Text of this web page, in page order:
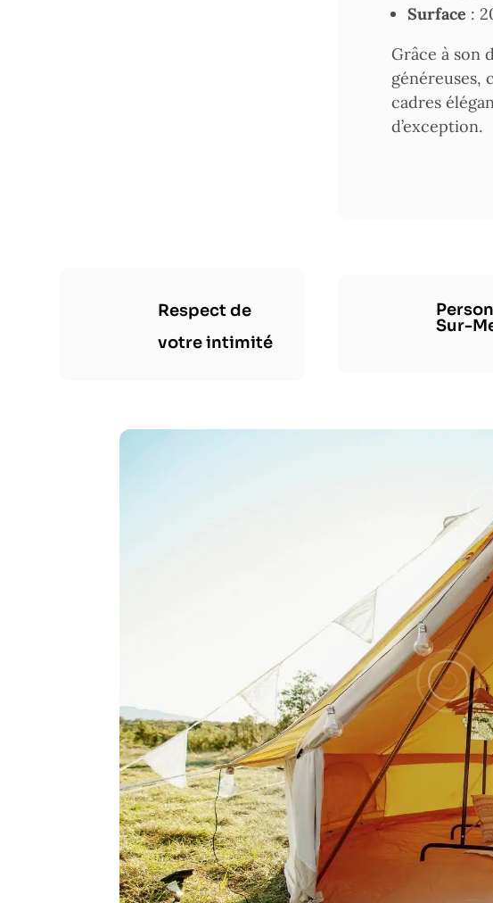
Surface :
Grâce à son
généreuses,
cadres
d’exception.
Respect de
votre intimité
Sur-